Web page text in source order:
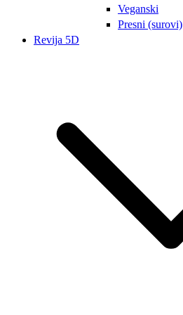
Veganski
Presni (surovi)
Revija 5D